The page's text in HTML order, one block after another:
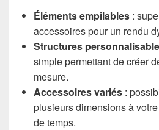
Éléments empilables :
accessoires pour un rendu
Structures
simple permettant de créer
mesure.
Accessoires variés :
plusieurs dimensions à
de temps.